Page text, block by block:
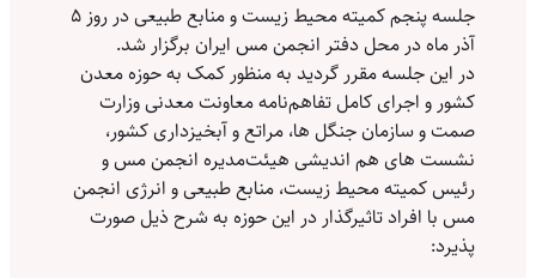
جلسه پنجم کمیته محیط زیست و منابع طبیعی در روز ۵
آذر ماه در محل دفتر انجمن مس ایران برگزار شد.
در این جلسه مقرر گردید به منظور کمک به حوزه معدن
کشور و اجرای کامل تفاهم‌نامه معاونت معدنی وزارت
صمت و سازمان جنگل ها، مراتع و آبخیزداری کشور،
نشست های هم اندیشی هیئت‌مدیره انجمن مس و
رئیس کمیته محیط زیست، منابع طبیعی و انرژی انجمن
مس با افراد تاثیرگذار در این حوزه به شرح ذیل صورت
پذیرد: